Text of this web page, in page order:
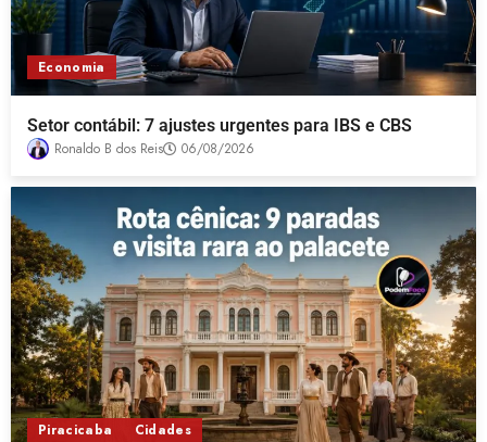
Economia
Setor contábil: 7 ajustes urgentes para IBS e CBS
Ronaldo B dos Reis 06/08/2026
Piracicaba Cidades